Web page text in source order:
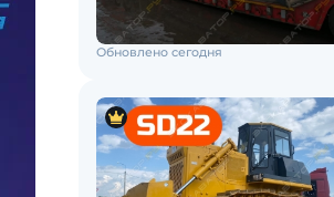
Обновлено сегодня